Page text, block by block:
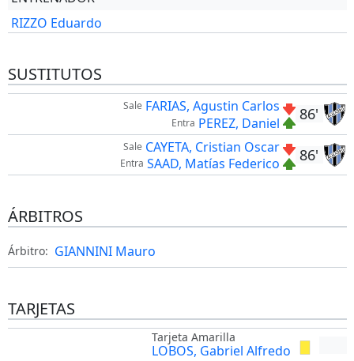
RIZZO Eduardo
SUSTITUTOS
86'
Sale FARIAS, Agustin Carlos
Entra PEREZ, Daniel
86'
Sale CAYETA, Cristian Oscar
Entra SAAD, Matías Federico
ÁRBITROS
Árbitro: GIANNINI Mauro
TARJETAS
Tarjeta Amarilla
LOBOS, Gabriel Alfredo